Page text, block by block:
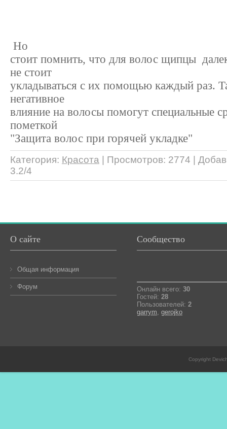
Но
стоит помнить, что для волос щипцы
не стоит
укладываться с их помощью каждый раз.
негативное
влияние на волосы помогут специальные
пометкой
"Защита волос при горячей укладке"
Категория: Красота Просмотров: 2774 |
3.2/4
О сайте
Общая информация
Форум
Сообщество
Онлайн всего: 30
Гостей: 28
Пользователей: 2
garrym, gerojko
Copyright